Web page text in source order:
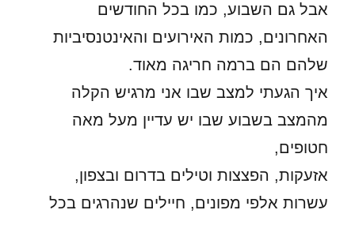
אבל גם השבוע, כמו בכל החודשים
האחרונים, כמות האירועים והאינטנסיביות
שלהם הם ברמה חריגה מאוד.
איך הגעתי למצב שבו אני מרגיש הקלה
מהמצב בשבוע שבו יש עדיין מעל מאה
חטופים,
אזעקות, הפצצות וטילים בדרום ובצפון,
עשרות אלפי מפונים, חיילים שנהרגים בכל